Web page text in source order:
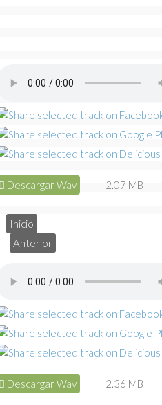
Descargar Wav 2.07 MB
Descargar Wav 2.36 MB
Inicio
Anterior